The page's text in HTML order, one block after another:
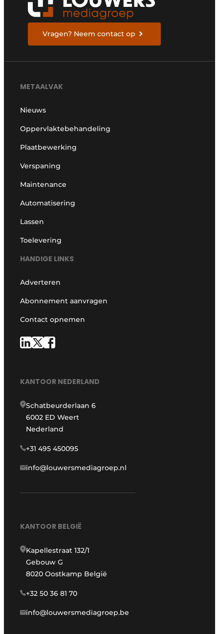
Vragen? Neem contact op
METAALVAK
Nieuws
Oppervlaktebehandeling
Plaatbewerking
Verspaning
Maintenance
Automatisering
Lassen
Toelevering
HANDIGE LINKS
Adverteren
Abonnement aanvragen
Contact opnemen
KANTOOR NEDERLAND
Schatbeurderlaan 6
6002 ED Weert
Nederland
+31 495 450095
info@louwersmediagroep.nl
KANTOOR BELGIË
Kapellestraat 132/1
Gebouw G
8020 Oostkamp België
+32 50 36 81 70
info@louwersmediagroep.be